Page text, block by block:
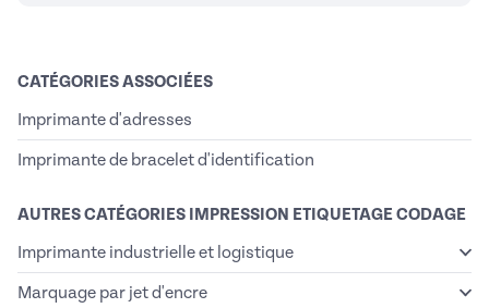
CATÉGORIES ASSOCIÉES
Imprimante d'adresses
Imprimante de bracelet d'identification
AUTRES CATÉGORIES IMPRESSION ETIQUETAGE CODAGE
Imprimante industrielle et logistique
Marquage par jet d'encre